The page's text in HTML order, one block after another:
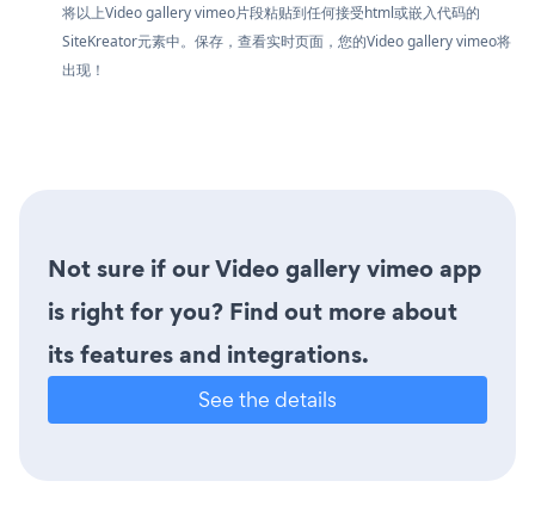
将以上Video gallery vimeo片段粘贴到任何接受html或嵌入代码的
SiteKreator元素中。保存，查看实时页面，您的Video gallery vimeo将
出现！
Not sure if our Video gallery vimeo app
is right for you? Find out more about
its features and integrations.
See the details